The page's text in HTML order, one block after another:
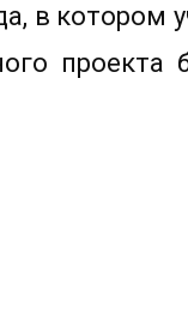
в котором
проекта